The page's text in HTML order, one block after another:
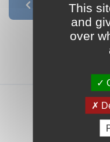
This
and
over
Retour à la liste